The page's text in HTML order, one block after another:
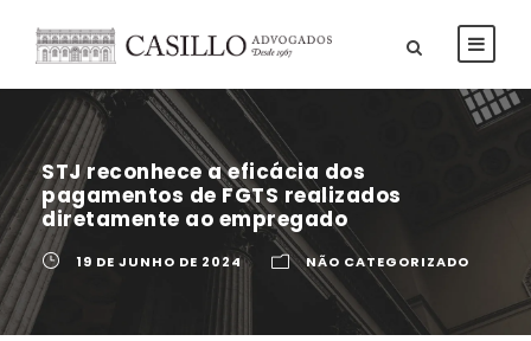
STJ reconhece a eficácia dos
pagamentos de FGTS realizados
diretamente ao empregado
19 DE JUNHO DE 2024 NÃO CATEGORIZADO